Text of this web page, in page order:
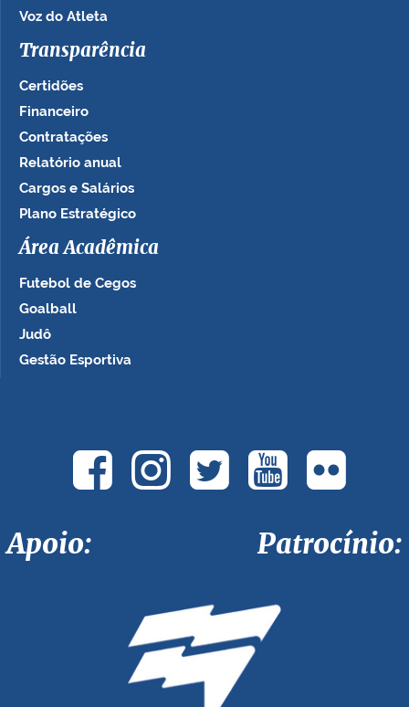
Voz do Atleta
Transparência
Certidões
Financeiro
Contratações
Relatório anual
Cargos e Salários
Plano Estratégico
Área Acadêmica
Futebol de Cegos
Goalball
Judô
Gestão Esportiva
Apoio: Patrocínio: